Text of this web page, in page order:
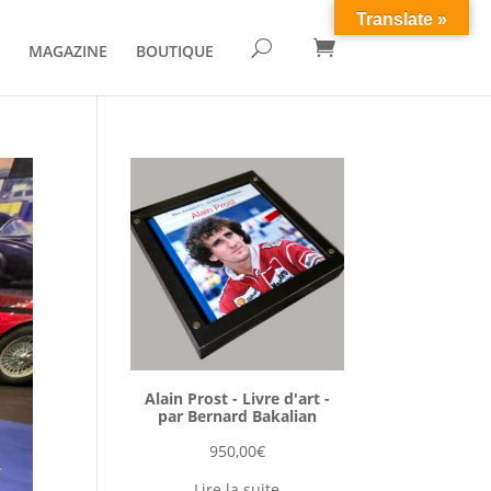
MAGAZINE BOUTIQUE U 
Alain Prost - Livre d'art -
par Bernard Bakalian
950,00€
Translate »